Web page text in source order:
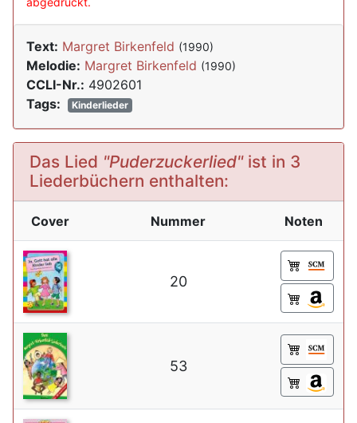
Text: Margret Birkenfeld (1990)
Melodie: Margret Birkenfeld (1990)
CCLI-Nr.: 4902601
Tags:
Kinderlieder
Das Lied "Puderzuckerlied"ist in 3
Liederbüchern enthalten:
Cover Nummer Noten
20
53